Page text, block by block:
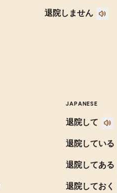
退院しません
JAPANESE
退院して
退院している
退院してある
退院しておく